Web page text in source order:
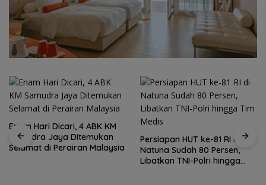
Enam Hari Dicari, 4 ABK KM
Samudra Jaya Ditemukan
Selamat di Perairan Malaysia
Persiapan HUT ke-81 RI di
Natuna Sudah 80 Persen,
Libatkan TNI-Polri hingga